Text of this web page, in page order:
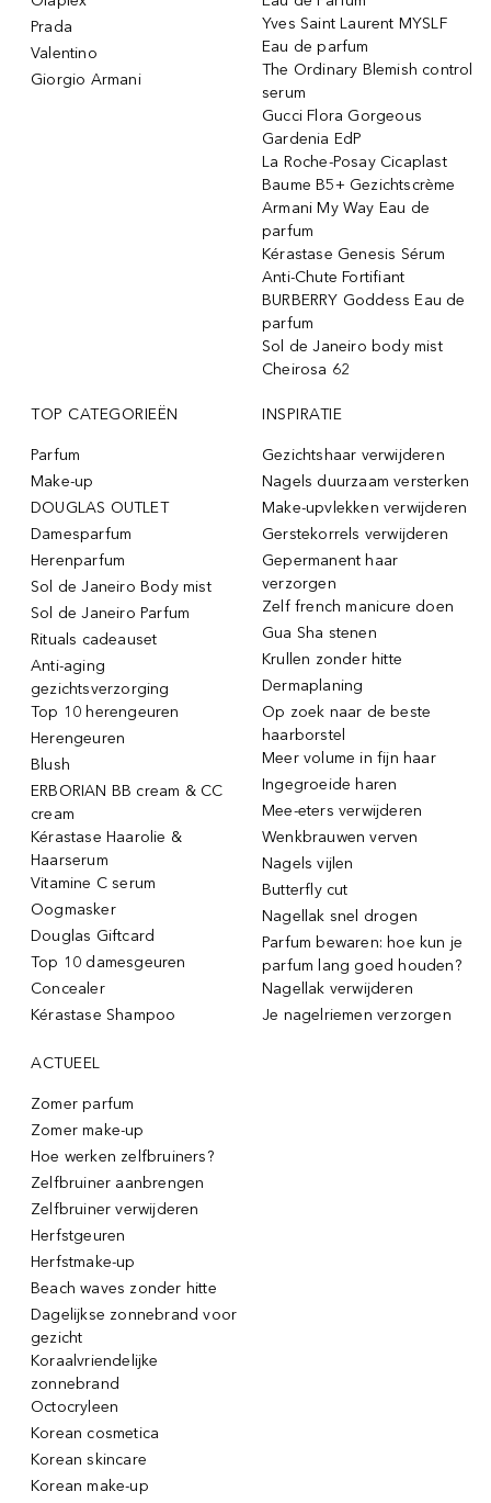
Prada
Valentino
Giorgio Armani
Yves Saint Laurent MYSLF
Eau de parfum
The Ordinary Blemish control
serum
Gucci Flora Gorgeous
Gardenia EdP
La Roche-Posay Cicaplast
Baume B5+ Gezichtscrème
Armani My Way Eau de
parfum
Kérastase Genesis Sérum
Anti-Chute Fortifiant
BURBERRY Goddess Eau de
parfum
Sol de Janeiro body mist
Cheirosa 62
TOP CATEGORIEËN
Parfum
Make-up
DOUGLAS OUTLET
Damesparfum
Herenparfum
Sol de Janeiro Body mist
Sol de Janeiro Parfum
Rituals cadeauset
Anti-aging
gezichtsverzorging
Top 10 herengeuren
Herengeuren
Blush
ERBORIAN BB cream & CC
cream
Kérastase Haarolie &
Haarserum
Vitamine C serum
Oogmasker
Douglas Giftcard
Top 10 damesgeuren
Concealer
Kérastase Shampoo
INSPIRATIE
Gezichtshaar verwijderen
Nagels duurzaam versterken
Make-upvlekken verwijderen
Gerstekorrels verwijderen
Gepermanent haar
verzorgen
Zelf french manicure doen
Gua Sha stenen
Krullen zonder hitte
Dermaplaning
Op zoek naar de beste
haarborstel
Meer volume in fijn haar
Ingegroeide haren
Mee-eters verwijderen
Wenkbrauwen verven
Nagels vijlen
Butterfly cut
Nagellak snel drogen
Parfum bewaren: hoe kun je
parfum lang goed houden?
Nagellak verwijderen
Je nagelriemen verzorgen
ACTUEEL
Zomer parfum
Zomer make-up
Hoe werken zelfbruiners?
Zelfbruiner aanbrengen
Zelfbruiner verwijderen
Herfstgeuren
Herfstmake-up
Beach waves zonder hitte
Dagelijkse zonnebrand voor
gezicht
Koraalvriendelijke
zonnebrand
Octocryleen
Korean cosmetica
Korean skincare
Korean make-up